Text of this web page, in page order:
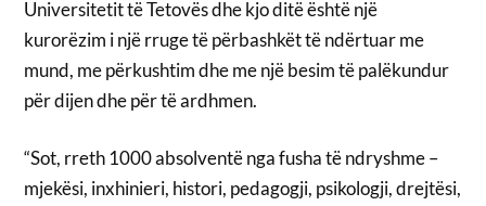
Universitetit të Tetovës dhe kjo ditë është një
kurorëzim i një rruge të përbashkët të ndërtuar me
mund, me përkushtim dhe me një besim të palëkundur
për dijen dhe për të ardhmen.
“Sot, rreth 1000 absolventë nga fusha të ndryshme –
mjekësi, inxhinieri, histori, pedagogji, psikologji, drejtësi,